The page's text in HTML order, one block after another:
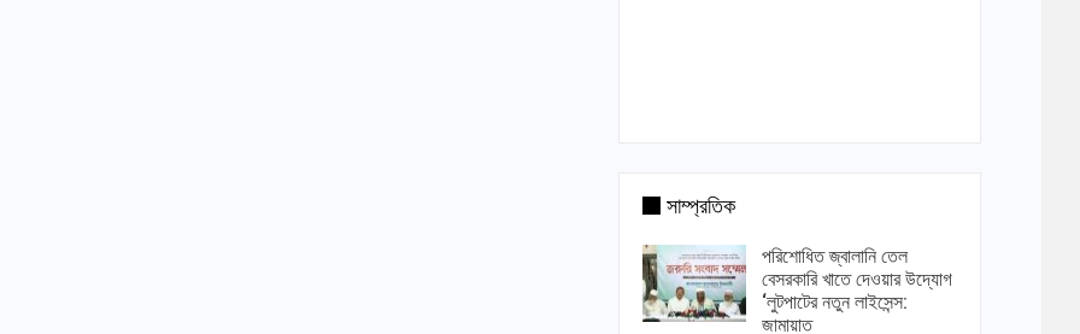
সাম্প্রতিক
পরিশোধিত জ্বালানি তেল
বেসরকারি খাতে দেওয়ার উদ্যোগ
‘লুটপাটের নতুন লাইসেন্স:
জামায়াত